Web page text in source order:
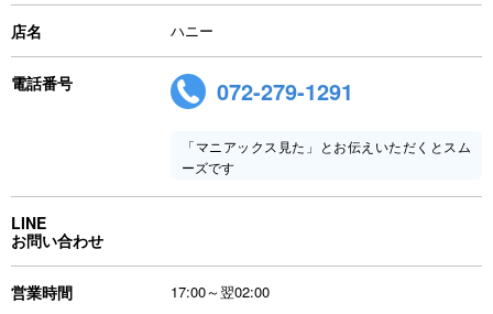
店名 ハニー
電話番号 072-279-1291
「マニアックス見た」とお伝えいただくとスム
ーズです
LINE
お問い合わせ
営業時間 17:00～翌02:00